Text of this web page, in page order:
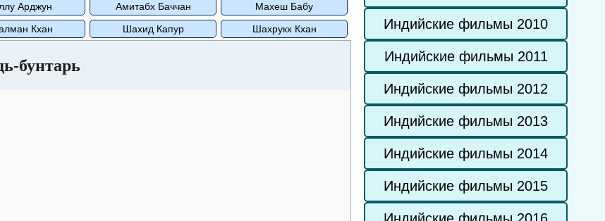
Арджун Амитабх Баччан
Махеш Бабу
Кхан Шахид Капур Шахрукх Кхан
бунтарь
Индийские фильмы 2010
Индийские фильмы 2011
Индийские фильмы 2012
Индийские фильмы 2013
Индийские фильмы 2014
Индийские фильмы 2015